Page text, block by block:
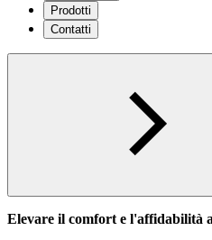
Prodotti
Contatti
Elevare il comfort e l'affidabilità